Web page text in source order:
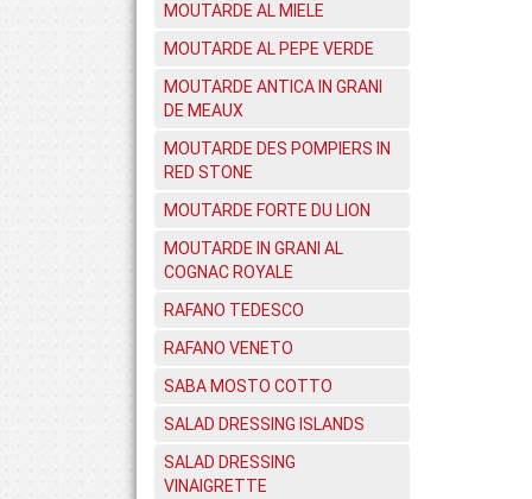
MOUTARDE AL MIELE
MOUTARDE AL PEPE VERDE
MOUTARDE ANTICA IN GRANI
DE MEAUX
MOUTARDE DES POMPIERS IN
RED STONE
MOUTARDE FORTE DU LION
MOUTARDE IN GRANI AL
COGNAC ROYALE
RAFANO TEDESCO
RAFANO VENETO
SABA MOSTO COTTO
SALAD DRESSING ISLANDS
SALAD DRESSING
VINAIGRETTE